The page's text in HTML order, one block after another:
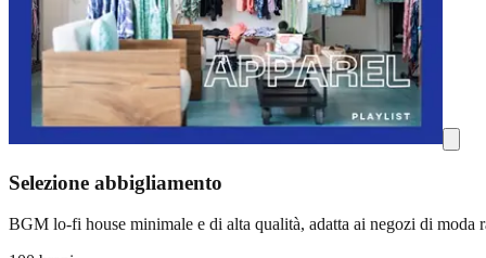
Selezione abbigliamento
BGM lo-fi house minimale e di alta qualità, adatta ai negozi di moda